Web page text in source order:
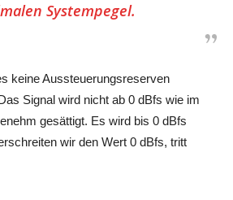
Systempegel.
keine Aussteuerungsreserven
Signal wird nicht ab 0 dBfs wie im
gesättigt. Es wird bis 0 dBfs
wir den Wert 0 dBfs, tritt